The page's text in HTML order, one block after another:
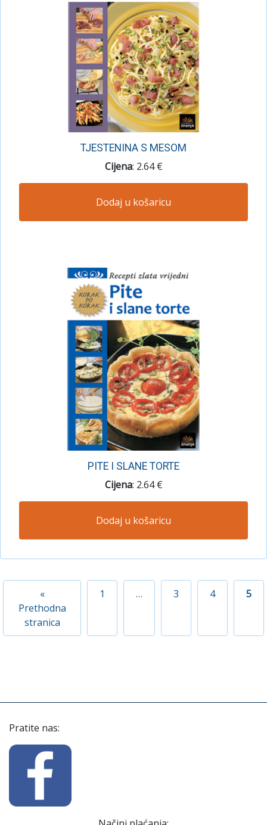
TJESTENINA S MESOM
Cijena: 2.64 €
Dodaj u košaricu
PITE I SLANE TORTE
Cijena: 2.64 €
Dodaj u košaricu
«
Prethodna
stranica
1 … 3 4 5
Pratite nas: